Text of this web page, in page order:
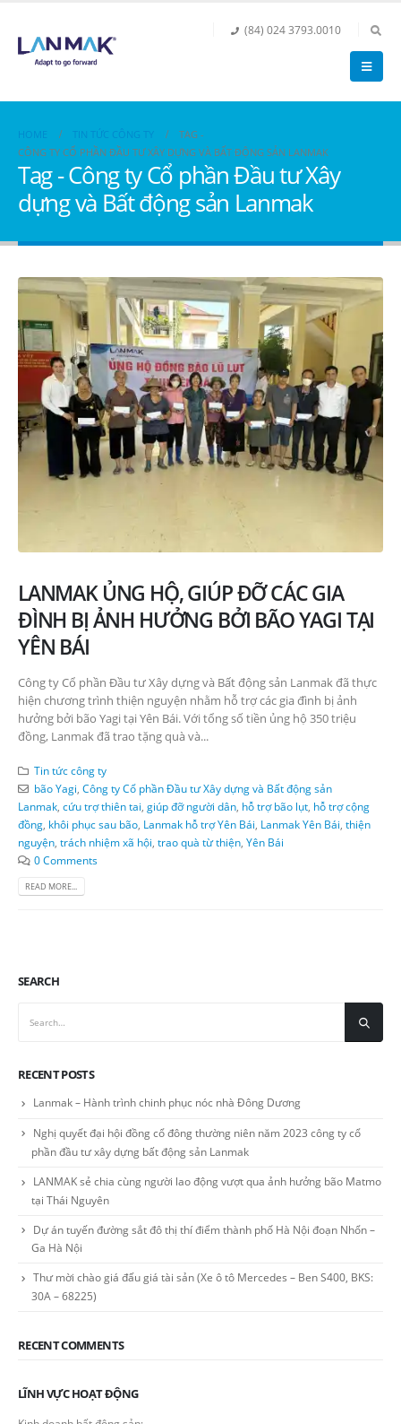
(84) 024 3793.0010
HOME TIN TỨC CÔNG TY
TAG -
CÔNG TY CỔ PHẦN ĐẦU TƯ XÂY DỰNG VÀ BẤT ĐỘNG SẢN LANMAK
Tag - Công ty Cổ phần Đầu tư Xây
dựng và Bất động sản Lanmak
LANMAK ỦNG HỘ, GIÚP ĐỠ CÁC GIA
ĐÌNH BỊ ẢNH HƯỞNG BỞI BÃO YAGI TẠI
YÊN BÁI
Công ty Cổ phần Đầu tư Xây dựng và Bất động sản Lanmak đã thực
hiện chương trình thiện nguyện nhằm hỗ trợ các gia đình bị ảnh
hưởng bởi bão Yagi tại Yên Bái. Với tổng số tiền ủng hộ 350 triệu
đồng, Lanmak đã trao tặng quà và...
Tin tức công ty
bão Yagi Công ty Cổ phần Đầu tư Xây dựng và Bất động sản
Lanmak cứu trợ thiên tai giúp đỡ người dân hỗ trợ bão lụt hỗ trợ cộng
đồng khôi phục sau bão Lanmak hỗ trợ Yên Bái Lanmak Yên Bái thiện
nguyện trách nhiệm xã hội trao quà từ thiện Yên Bái
0 Comments
READ MORE...
SEARCH
RECENT POSTS
Lanmak – Hành trình chinh phục nóc nhà Đông Dương
Nghị quyết đại hội đồng cổ đông thường niên năm 2023 công ty cổ
phần đầu tư xây dựng bất động sản Lanmak
LANMAK sẻ chia cùng người lao động vượt qua ảnh hưởng bão Matmo
tại Thái Nguyên
Dự án tuyến đường sắt đô thị thí điểm thành phố Hà Nội đoạn Nhổn –
Ga Hà Nội
Thư mời chào giá đấu giá tài sản (Xe ô tô Mercedes – Ben S400, BKS:
30A – 68225)
RECENT COMMENTS
LĨNH VỰC HOẠT ĐỘNG